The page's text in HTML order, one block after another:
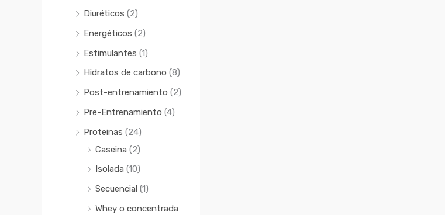
Diuréticos (2)
Energéticos (2)
Estimulantes (1)
Hidratos de carbono (8)
Post-entrenamiento (2)
Pre-Entrenamiento (4)
Proteinas (24)
Caseina (2)
Isolada (10)
Secuencial (1)
Whey o concentrada